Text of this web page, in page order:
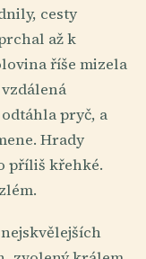
cesty
až k
říše mizela
pryč, a
Hrady
příliš křehké.